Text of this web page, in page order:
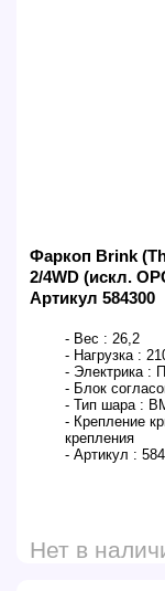
Фаркоп Brink
2/4WD (искл.
Артикул 584300
- Вес : 26,2
- Нагрузка :
- Электрика :
- Блок
- Тип шара :
- Крепление
крепления
- Артикул :
Нет в